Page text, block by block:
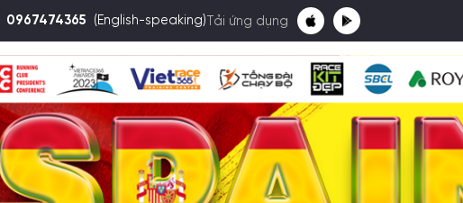
0967474365 (English-speaking) Tải ứng dụng